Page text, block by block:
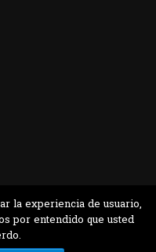
la experiencia de usuario,
por entendido que usted